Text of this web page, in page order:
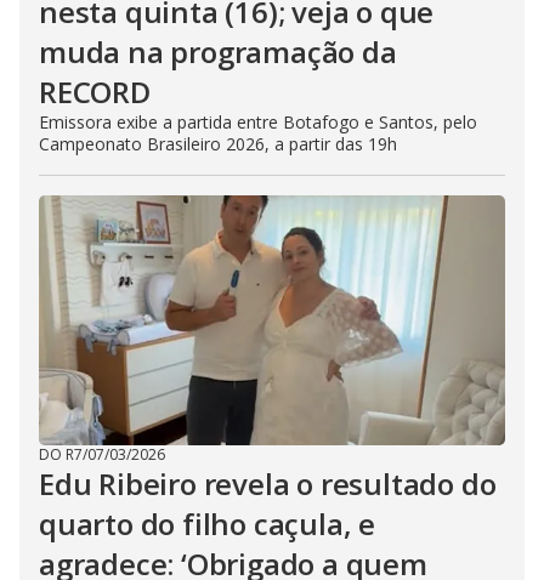
nesta quinta (16); veja o que
muda na programação da
RECORD
Emissora exibe a partida entre Botafogo e Santos, pelo
Campeonato Brasileiro 2026, a partir das 19h
DO R7/07/03/2026
Edu Ribeiro revela o resultado do
quarto do filho caçula, e
agradece: ‘Obrigado a quem